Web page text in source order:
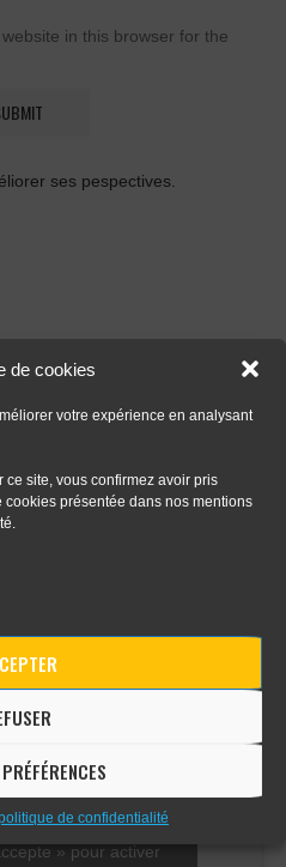
de cookies
votre expérience en analysant
ce site, vous confirmez avoir pris
présentée dans nos mentions
de confidentialité
in this browser for the
ses pespectives.
FACEBOOK
» pour activer